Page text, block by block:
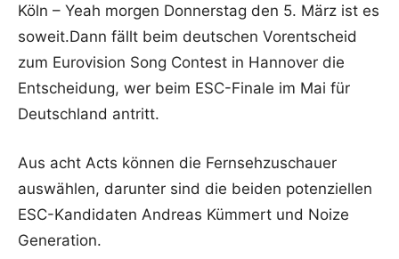
Köln – Yeah morgen Donnerstag den 5. März ist es
soweit.Dann fällt beim deutschen Vorentscheid
zum Eurovision Song Contest in Hannover die
Entscheidung, wer beim ESC-Finale im Mai für
Deutschland antritt.
Aus acht Acts können die Fernsehzuschauer
auswählen, darunter sind die beiden potenziellen
ESC-Kandidaten Andreas Kümmert und Noize
Generation.